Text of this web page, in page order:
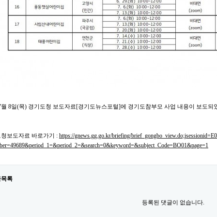
월 8일(목) 경기도청 보도자료[경기도뉴스포털]에 경기도참부모 사업 내용이 보도되
보도자료 바로가기 : https://gnews.gg.go.kr/briefing/
록
등록된 댓글이 없습니다.